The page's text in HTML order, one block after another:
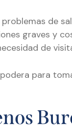
de
graves y
de
para